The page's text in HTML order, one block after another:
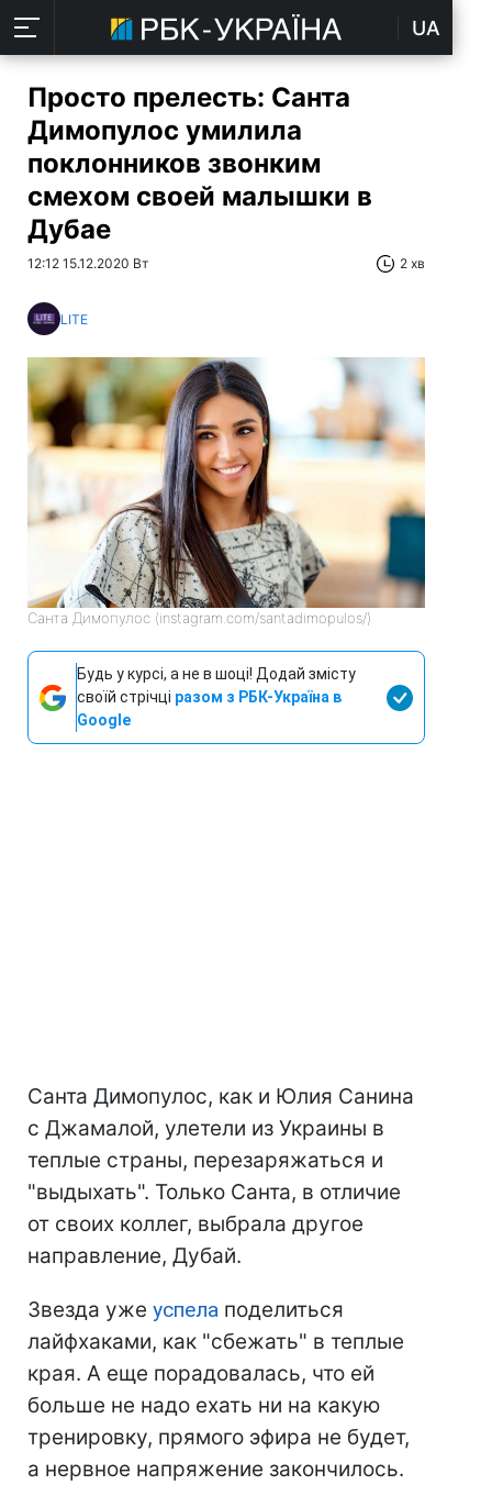
UA
Просто прелесть: Санта
Димопулос умилила
поклонников звонким
смехом своей малышки в
Дубае
12:12 15.12.2020 Вт 2 хв
LITE
Санта Димопулос (instagram.com/santadimopulos/)
Будь у курсі, а не в шоці! Додай змісту
своїй стрічці разом з РБК-Україна в
Google
Санта Димопулос, как и Юлия Санина
с Джамалой, улетели из Украины в
теплые страны, перезаряжаться и
"выдыхать". Только Санта, в отличие
от своих коллег, выбрала другое
направление, Дубай.
Звезда уже успела поделиться
лайфхаками, как "сбежать" в теплые
края. А еще порадовалась, что ей
больше не надо ехать ни на какую
тренировку, прямого эфира не будет,
а нервное напряжение закончилось.